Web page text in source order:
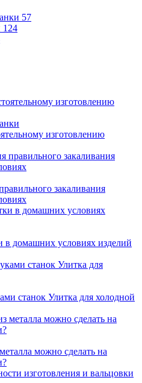
57
124
изготовлению
закаливания
домашних условиях изделий
станок Улитка для холодной
можно сделать на